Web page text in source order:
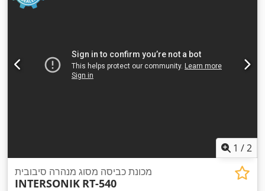
1 /2
מכונת כביסה מסוג מנהרה סיבובית
INTERSONIK RT-540